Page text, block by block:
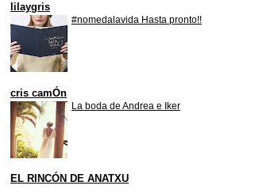
lilaygris
#nomedalavida Hasta pronto!!
cris camÓn
La boda de Andrea e Iker
EL RINCÓN DE ANATXU